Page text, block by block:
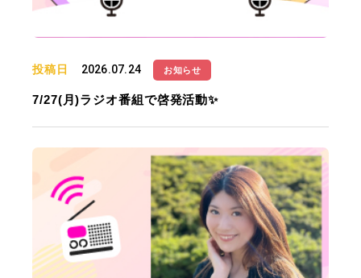
投稿日 2026.07.24 お知らせ
7/27(月)ラジオ番組で啓発活動✨